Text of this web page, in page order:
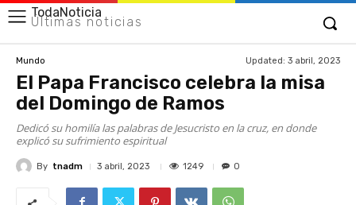
TodaNoticia
Últimas noticias
Mundo Updated: 3 abril, 2023
El Papa Francisco celebra la misa
del Domingo de Ramos
Dedicó su homilía las palabras de Jesucristo en la cruz, en donde
explicó su sufrimiento espiritual
By tnadm 3 abril, 2023 1249 0